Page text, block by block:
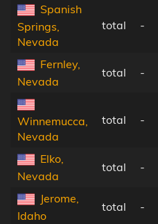
Spanish
Springs,
Nevada
total -
Fernley,
Nevada
total -
Winnemucca,
Nevada
total -
Elko,
Nevada
total -
Jerome,
Idaho
total -